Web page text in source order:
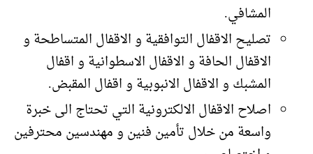
المشافي.
تصليح الاقفال التوافقية و الاقفال المتساطحة و
الاقفال الحافة و الاقفال الاسطوانية و اقفال
المشبك و الاقفال الانبوبية و اقفال المقبض.
اصلاح الاقفال الالكترونية التي تحتاج الى خبرة
واسعة من خلال تأمين فنين و مهندسين محترفين